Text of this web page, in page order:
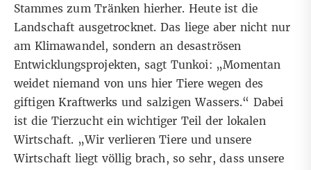
Stammes zum Tränken hierher. Heute ist die
Landschaft ausgetrocknet. Das liege aber nicht nur
am Klimawandel, sondern an desaströsen
Entwicklungsprojekten, sagt Tunkoi: „Momentan
weidet niemand von uns hier Tiere wegen des
giftigen Kraftwerks und salzigen Wassers.“ Dabei
ist die Tierzucht ein wichtiger Teil der lokalen
Wirtschaft. „Wir verlieren Tiere und unsere
Wirtschaft liegt völlig brach, so sehr, dass unsere